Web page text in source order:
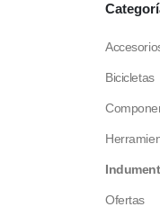
Bicicletas
Ofertas